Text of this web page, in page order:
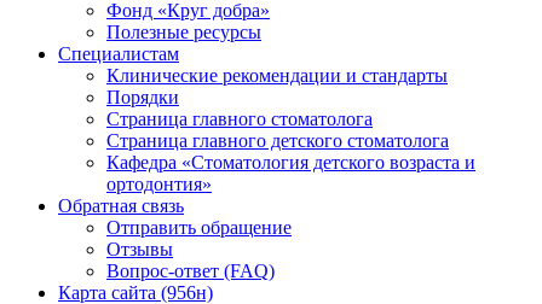
Фонд «Круг добра»
Полезные ресурсы
Специалистам
Клинические рекомендации и стандарты
Порядки
Страница главного стоматолога
Страница главного детского стоматолога
Кафедра «Стоматология детского возраста и
ортодонтия»
Обратная связь
Отправить обращение
Отзывы
Вопрос-ответ (FAQ)
Карта сайта (956н)